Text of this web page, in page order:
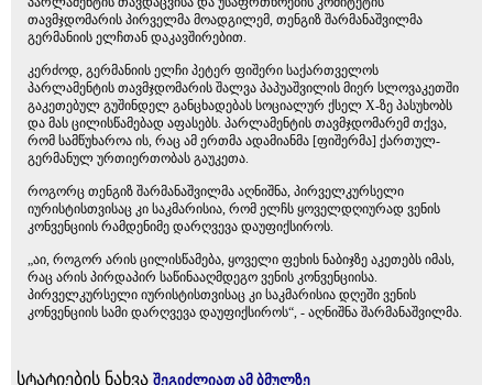
თავმჯდომარის პირველმა მოადგილემ, თენგიზ შარმანაშვილმა
გერმანიის ელჩთან დაკავშირებით.
კერძოდ, გერმანიის ელჩი პეტერ ფიშერი საქართველოს
პარლამენტის თავმჯდომარის შალვა პაპუაშვილის მიერ სლოვაკეთში
გაკეთებულ გუშინდელ განცხადებას სოციალურ ქსელ X-ზე პასუხობს
და მას ცილისწამებად აფასებს. პარლამენტის თავმჯდომარემ თქვა,
რომ სამწუხაროა ის, რაც ამ ერთმა ადამიანმა [ფიშერმა] ქართულ-
გერმანულ ურთიერთობას გაუკეთა.
როგორც თენგიზ შარმანაშვილმა აღნიშნა, პირველკურსელი
იურისტისთვისაც კი საკმარისია, რომ ელჩს ყოველდღიურად ვენის
კონვენციის რამდენიმე დარღვევა დაუფიქსიროს.
„აი, როგორ არის ცილისწამება, ყოველი ფეხის ნაბიჯზე აკეთებს იმას,
რაც არის პირდაპირ საწინააღმდეგო ვენის კონვენციისა.
პირველკურსელი იურისტისთვისაც კი საკმარისია დღეში ვენის
კონვენციის სამი დარღვევა დაუფიქსიროს“, - აღნიშნა შარმანაშვილმა.
სტატიების ნახვა შეგიძლიათ ამ ბმულზე